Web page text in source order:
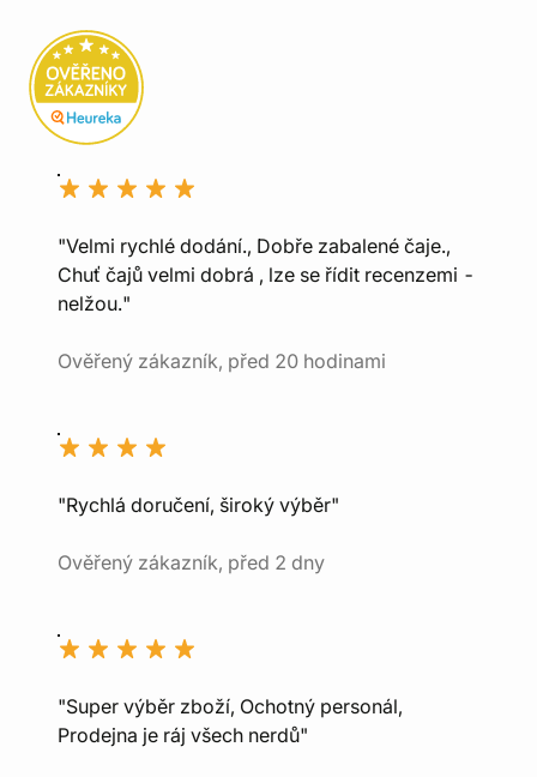
"Velmi rychlé dodání., Dobře zabalené čaje.,
Chuť čajů velmi dobrá , lze se řídit recenzemi -
nelžou."
Ověřený zákazník, před 20 hodinami
"Rychlá doručení, široký výběr"
Ověřený zákazník, před 2 dny
"Super výběr zboží, Ochotný personál,
Prodejna je ráj všech nerdů"